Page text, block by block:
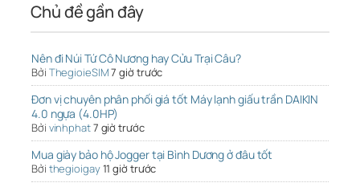
Chủ đề gần đây
Nên đi Núi Tứ Cô Nương hay Cửu Trại Câu?
Bởi ThegioieSIM7 giờ trước
Đơn vị chuyên phân phối giá tốt Máy lạnh giấu trần DAIKIN
4.0 ngựa (4.0HP)
Bởi vinhphat7 giờ trước
Mua giày bảo hộ Jogger tại Bình Dương ở đâu tốt
Bởi thegioigay11 giờ trước